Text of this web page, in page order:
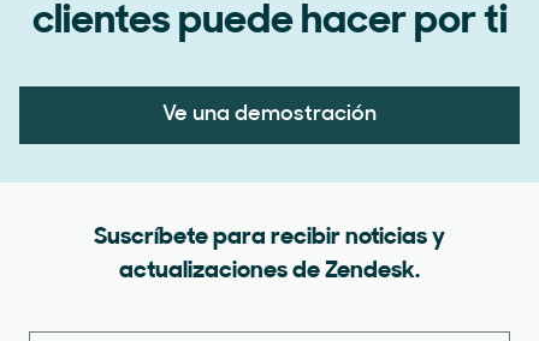
clientes puede hacer por ti
Ve una demostración
Suscríbete para recibir noticias y
actualizaciones de Zendesk.